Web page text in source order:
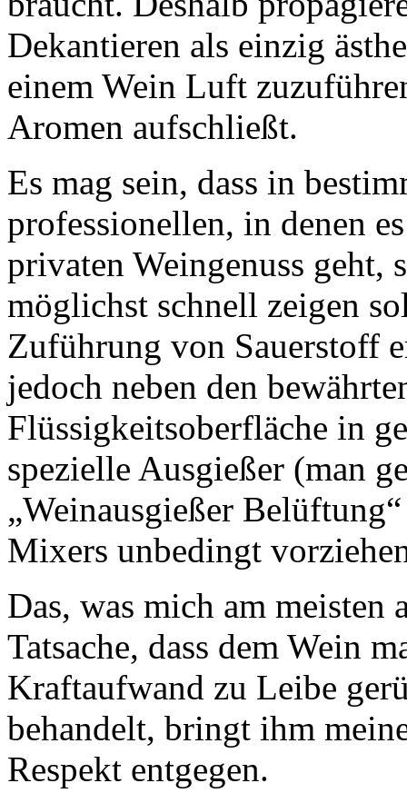
Dekantieren als einzig
einem Wein Luft
Aromen aufschließt.
Es mag sein, dass in
professionellen, in denen
privaten Weingenuss geht,
möglichst schnell zeigen
Zuführung von Sauerstoff
jedoch neben den
Flüssigkeitsoberfläche in
spezielle Ausgießer (man
„Weinausgießer
Mixers unbedingt
Das, was mich am
Tatsache, dass dem Wein
Kraftaufwand zu Leibe
behandelt, bringt ihm
Respekt entgegen.